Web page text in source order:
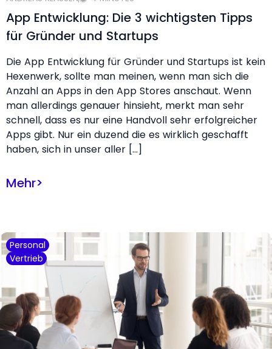
App Entwicklung: Die 3 wichtigsten Tipps
für Gründer und Startups
Die App Entwicklung für Gründer und Startups ist kein
Hexenwerk, sollte man meinen, wenn man sich die
Anzahl an Apps in den App Stores anschaut. Wenn
man allerdings genauer hinsieht, merkt man sehr
schnell, dass es nur eine Handvoll sehr erfolgreicher
Apps gibt. Nur ein duzend die es wirklich geschafft
haben, sich in unser aller […]
Mehr>
Personal
Vertrieb